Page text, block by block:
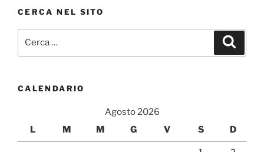
CERCA NEL SITO
CALENDARIO
Agosto 2026
L
M M G V S D